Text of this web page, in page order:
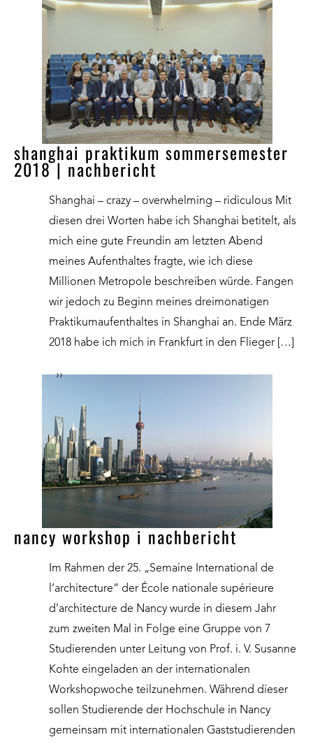
shanghai praktikum sommersemester
2018 | nachbericht
Shanghai – crazy – overwhelming – ridiculous Mit
diesen drei Worten habe ich Shanghai betitelt, als
mich eine gute Freundin am letzten Abend
meines Aufenthaltes fragte, wie ich diese
Millionen Metropole beschreiben würde. Fangen
wir jedoch zu Beginn meines dreimonatigen
Praktikumaufenthaltes in Shanghai an. Ende März
2018 habe ich mich in Frankfurt in den Flieger […]
››
nancy workshop i nachbericht
Im Rahmen der 25. „Semaine International de
l’architecture“ der École nationale supérieure
d’architecture de Nancy wurde in diesem Jahr
zum zweiten Mal in Folge eine Gruppe von 7
Studierenden unter Leitung von Prof. i. V. Susanne
Kohte eingeladen an der internationalen
Workshopwoche teilzunehmen. Während dieser
sollen Studierende der Hochschule in Nancy
gemeinsam mit internationalen Gaststudierenden